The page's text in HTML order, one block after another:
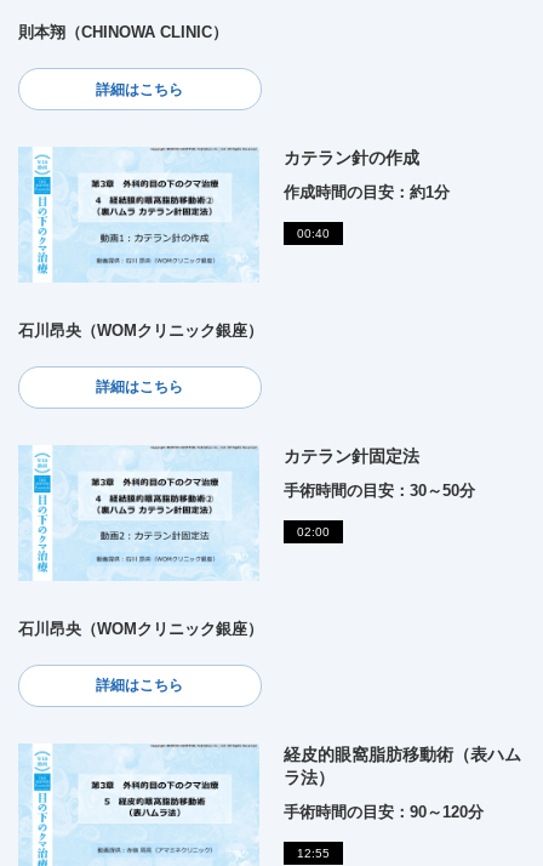
則本翔（CHINOWA CLINIC）
詳細はこちら
カテラン針の作成
作成時間の目安：約1分
00:40
石川昂央（WOMクリニック銀座）
詳細はこちら
カテラン針固定法
手術時間の目安：30～50分
02:00
石川昂央（WOMクリニック銀座）
詳細はこちら
経皮的眼窩脂肪移動術（表ハム
ラ法）
手術時間の目安：90～120分
12:55